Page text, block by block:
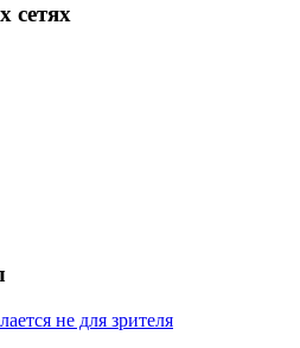
сетях
не для зрителя